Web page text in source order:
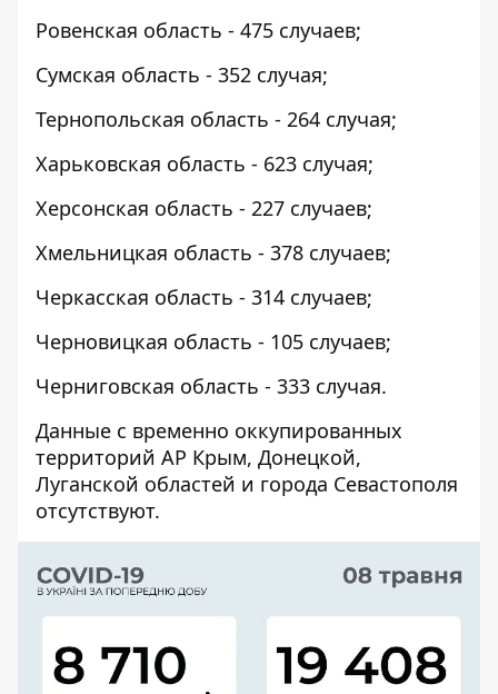
Ровенская область - 475 случаев;
Сумская область - 352 случая;
Тернопольская область - 264 случая;
Харьковская область - 623 случая;
Херсонская область - 227 случаев;
Хмельницкая область - 378 случаев;
Черкасская область - 314 случаев;
Черновицкая область - 105 случаев;
Черниговская область - 333 случая.
Данные с временно оккупированных
территорий АР Крым, Донецкой,
Луганской областей и города Севастополя
отсутствуют.